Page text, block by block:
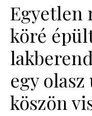
SZOBÁK
Konyha
Fürdőszoba
Nappali
Hálószoba
ÖTLETEK
Szállodák és vendégházak
Egyetlen
köré
egy
köszön